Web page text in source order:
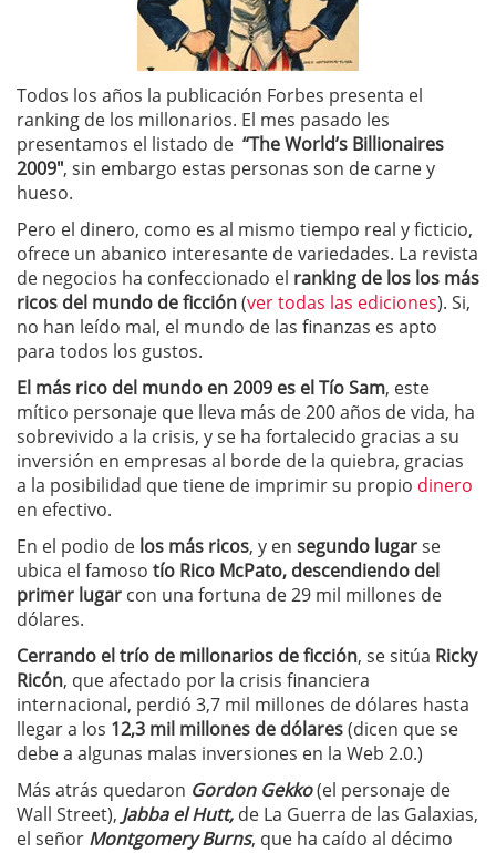
Todos los años la publicación Forbes presenta el
ranking de los millonarios. El mes pasado les
presentamos el listado de “The World’s Billionaires
2009″, sin embargo estas personas son de carne y
hueso.
Pero el dinero, como es al mismo tiempo real y ficticio,
ofrece un abanico interesante de variedades. La revista
de negocios ha confeccionado el ranking de los los más
ricos del mundo de ficción(ver todas las ediciones). Si,
no han leído mal, el mundo de las finanzas es apto
para todos los gustos.
El más rico del mundo en 2009 es elTío Sam, este
mítico personaje que lleva más de 200 años de vida, ha
sobrevivido a la crisis, y se ha fortalecido gracias a su
inversión en empresas al borde de la quiebra, gracias
a la posibilidad que tiene de imprimir su propio dinero
en efectivo.
En el podio de los más ricos, y en segundo lugarse
ubica el famoso tío Rico McPato, descendiendo del
primer lugar con una fortuna de 29 mil millones de
dólares.
Cerrando el trío de millonarios de ficción, se sitúa Ricky
Ricón, que afectado por la crisis financiera
internacional, perdió 3,7 mil millones de dólares hasta
llegar a los 12,3 mil millones de dólares(dicen que se
debe a algunas malas inversiones en la Web 2.0.)
Más atrás quedaron Gordon Gekko(el personaje de
Wall Street), Jabba el Hutt, de La Guerra de las Galaxias,
el señor Montgomery Burns, que ha caído al décimo